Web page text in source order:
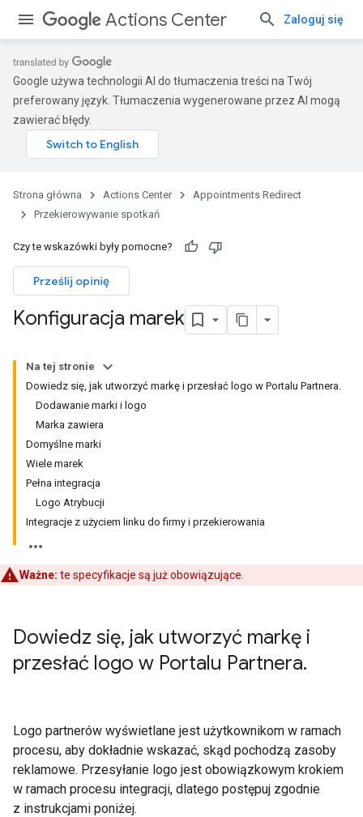
Actions Center Zaloguj się
Google używa technologii AI do tłumaczenia treści na Twój
preferowany język. Tłumaczenia wygenerowane przez AI mogą
zawierać błędy.
Strona główna Actions Center
Appointments Redirect
Przekierowywanie spotkań
Czy te wskazówki były pomocne?
Prześlij opinię
Konfiguracja marek
Na tej stronie
Dowiedz się, jak utworzyć markę i przesłać logo w Portalu Partnera.
Dodawanie marki i logo
Marka zawiera
Domyślne marki
Wiele marek
Pełna integracja
Logo Atrybucji
Integracje z użyciem linku do firmy i przekierowania
Ważne: te specyfikacje są już obowiązujące.
Dowiedz się, jak utworzyć markę i
przesłać logo w Portalu Partnera.
Logo partnerów wyświetlane jest użytkownikom w ramach
procesu, aby dokładnie wskazać, skąd pochodzą zasoby
reklamowe. Przesyłanie logo jest obowiązkowym krokiem
w ramach procesu integracji, dlatego postępuj zgodnie
z instrukcjami poniżej.